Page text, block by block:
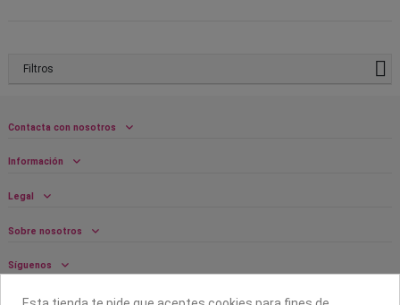
Filtros
Contacta con nosotros
Información
Legal
Sobre nosotros
Síguenos
Boletín